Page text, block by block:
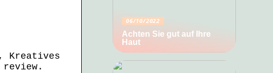
Kreatives
06/10/2022
Achten Sie gut auf Ihre
Haut